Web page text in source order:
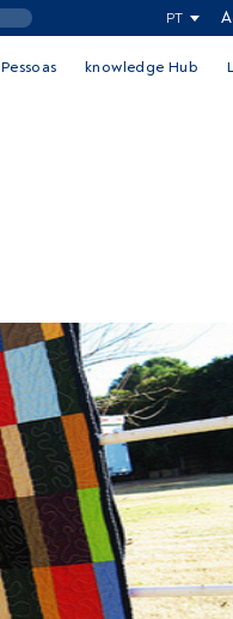
PT
Pessoas knowledge Hub